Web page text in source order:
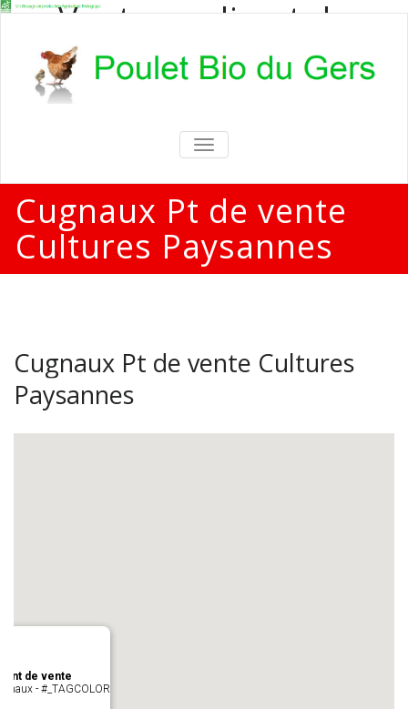
Vente en direct de
poulets bio
Vente en direct de poulets bio aux
particuliers et professionnels
TOGGLE
NAVIGATION
Cugnaux Pt de vente
Cultures Paysannes
Cugnaux Pt de vente Cultures
Paysannes
de vente
- #_TAGCOLOR